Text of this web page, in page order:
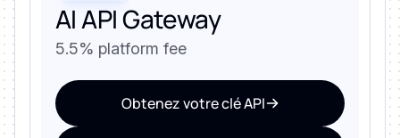
AI API Gateway
5.5% platform fee
Obtenez votre clé API